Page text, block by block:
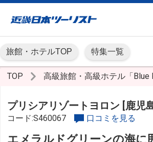
旅館・ホテルTOP 特集一覧
TOP 高級旅館・高級ホテル「Blue
プリシアリゾートヨロン [鹿
コード:S460067
口コミを見る
エメラルドグリーンの海に